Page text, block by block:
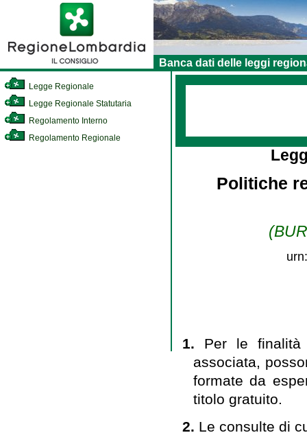
Banca dati delle leggi
Legge Regionale
Legge Regionale Statutaria
Regolamento Interno
Regolamento Regionale
Politiche
1. Per le
associata,
formate da
titolo gratuito.
2. Le consulte di